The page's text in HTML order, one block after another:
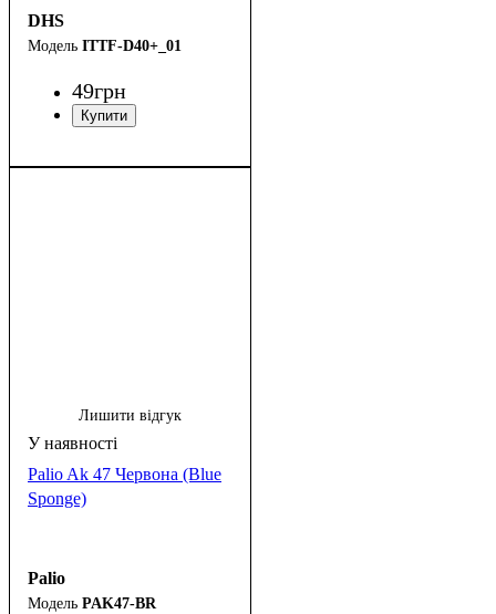
DHS
ITTF-D40+_01
49грн
Лишити відгук
Palio Ak 47 Червона (Blue
Sponge)
Palio
PAK47-BR